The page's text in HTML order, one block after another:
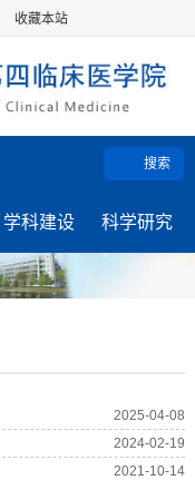
收藏本站
搜索
学科建设 科学研究
2025-04-08
2024-02-19
2021-10-14